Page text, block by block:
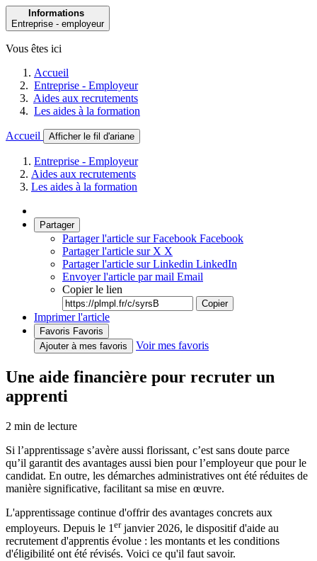
Informations
Entreprise - employeur
Vous êtes ici
Accueil
Entreprise - Employeur
Aides aux recrutements
Les aides à la formation
Accueil Afficher le fil d'ariane
Entreprise - Employeur
Aides aux recrutements
Les aides à la formation
Partager
Partager l'article sur Facebook Facebook
Partager l'article sur X X
Partager l'article sur Linkedin LinkedIn
Envoyer l'article par mail Email
Copier le lien
Copier
Imprimer l'article
Favoris Favoris
Ajouter à mes favoris
Voir mes favoris
Une aide financière pour recruter un
apprenti
2 min de lecture
Si l’apprentissage s’avère aussi florissant, c’est sans doute parce
qu’il garantit des avantages aussi bien pour l’employeur que pour le
candidat. En outre, les démarches administratives ont été réduites de
manière significative, facilitant sa mise en œuvre.
L'apprentissage continue d'offrir des avantages concrets aux
employeurs. Depuis le 1 erjanvier 2026, le dispositif d'aide au
recrutement d'apprentis évolue : les montants et les conditions
d'éligibilité ont été révisés. Voici ce qu'il faut savoir.